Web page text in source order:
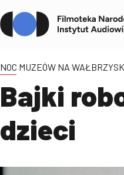
NOC MUZEÓW NA
Bajki
dzieci